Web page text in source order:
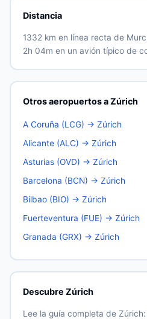
Distancia
1332 km en línea recta de
2h 04m en un avión típico de
Otros aeropuertos a Zúrich
A Coruña (LCG) → Zúrich
Alicante (ALC) → Zúrich
Asturias (OVD) → Zúrich
Barcelona (BCN) → Zúrich
Bilbao (BIO) → Zúrich
Fuerteventura (FUE) → Zúrich
Granada (GRX) → Zúrich
Descubre Zúrich
Lee la guía completa de